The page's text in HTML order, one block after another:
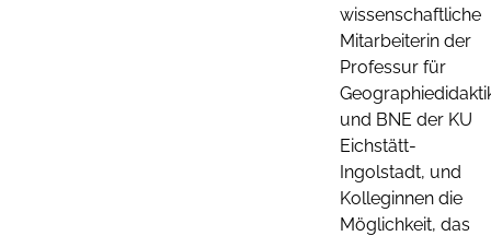
wissenschaftliche
Mitarbeiterin der
Professur für
und BNE der KU
Eichstätt-
Ingolstadt, und
Kolleginnen die
Möglichkeit, das